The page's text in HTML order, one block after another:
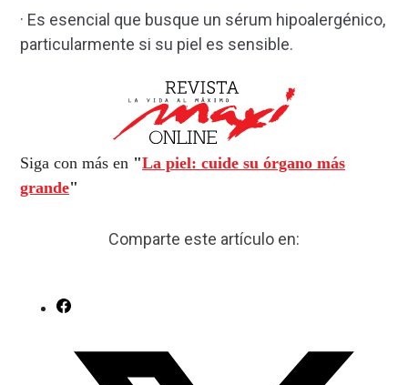
· Es esencial que busque un sérum hipoalergénico,
particularmente si su piel es sensible.
Siga con más en "La piel: cuide su órgano más
grande"
Comparte este artículo en: